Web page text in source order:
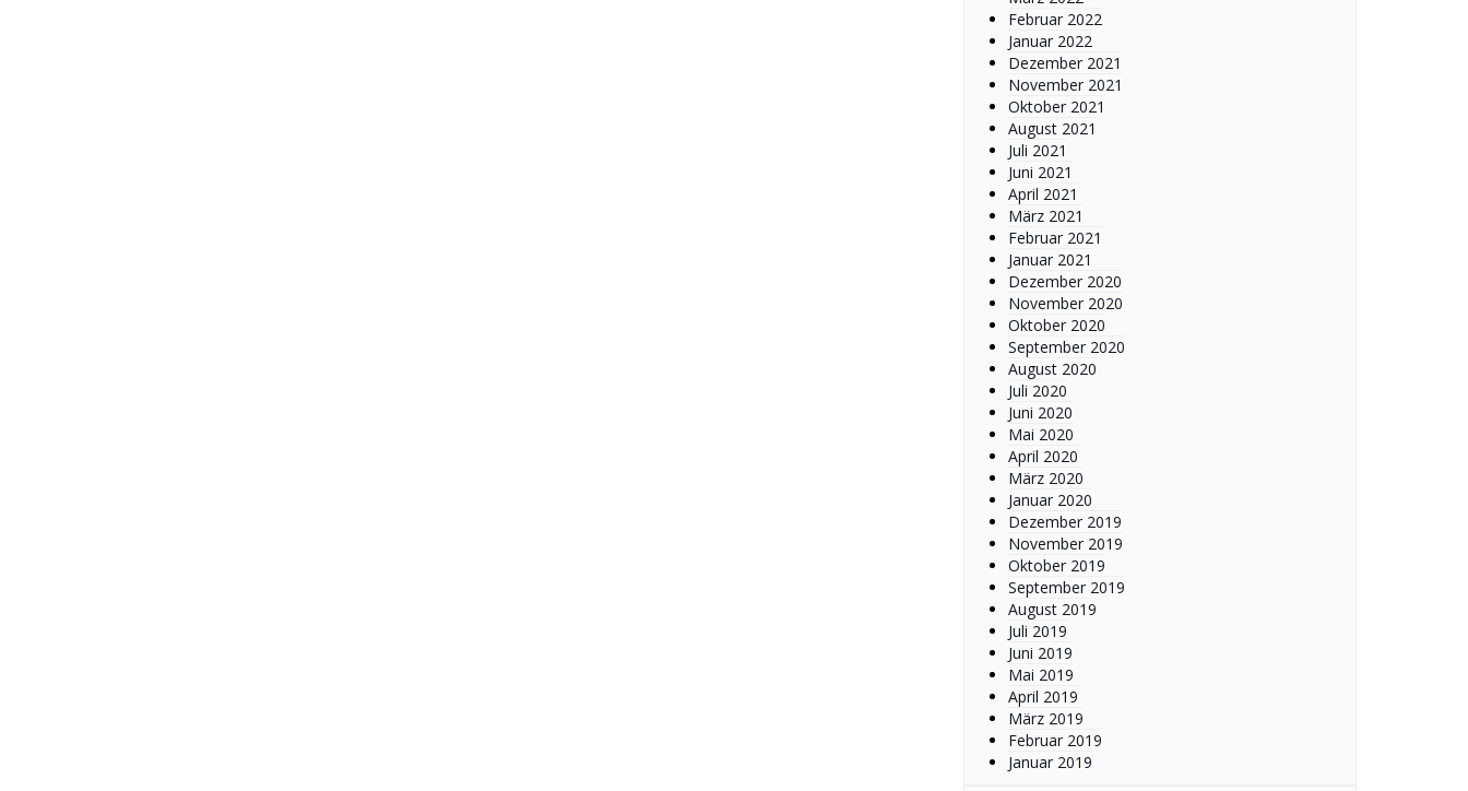
Februar 2022
Januar 2022
Dezember 2021
November 2021
Oktober 2021
August 2021
Juli 2021
Juni 2021
April 2021
März 2021
Februar 2021
Januar 2021
Dezember 2020
November 2020
Oktober 2020
September 2020
August 2020
Juli 2020
Juni 2020
Mai 2020
April 2020
März 2020
Januar 2020
Dezember 2019
November 2019
Oktober 2019
September 2019
August 2019
Juli 2019
Juni 2019
Mai 2019
April 2019
März 2019
Februar 2019
Januar 2019